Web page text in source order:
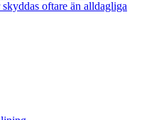
oftare än alldagliga